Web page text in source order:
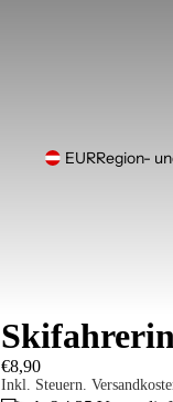
EURRegion-
Skifahrerin
€8,90
Inkl. Steuern.